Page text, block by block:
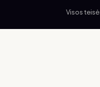
Visos